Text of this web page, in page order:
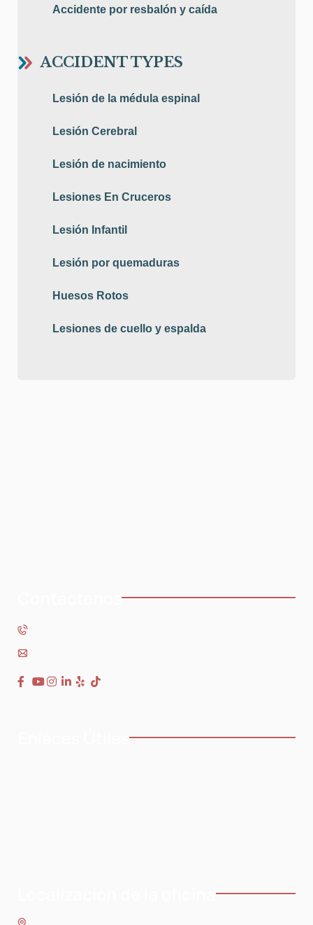
Accidente por resbalón y caída
ACCIDENT TYPES
Lesión de la médula espinal
Lesión Cerebral
Lesión de nacimiento
Lesiones En Cruceros
Lesión Infantil
Lesión por quemaduras
Huesos Rotos
Lesiones de cuello y espalda